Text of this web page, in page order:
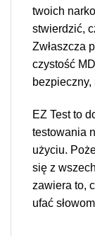
twoich
stwierdzić,
Zwłaszcza
czystość
bezpieczny,
EZ Test to
testowania
użyciu.
się z
zawiera to,
ufać